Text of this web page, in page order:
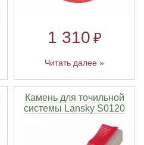
1 310 ₽
Читать далее »
Камень для точильной
системы Lansky S0120